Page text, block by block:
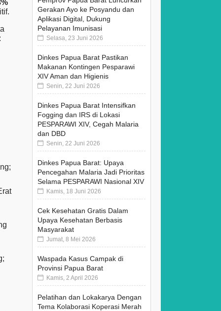
Gerakan Ayo ke Posyandu dan
Aplikasi Digital, Dukung
Pelayanan Imunisasi
Selasa, 23 Juni 2026
Dinkes Papua Barat Pastikan
Makanan Kontingen Pesparawi
XIV Aman dan Higienis
Senin, 22 Juni 2026
Dinkes Papua Barat Intensifkan
Fogging dan IRS di Lokasi
PESPARAWI XIV, Cegah Malaria
dan DBD
Senin, 22 Juni 2026
Dinkes Papua Barat: Upaya
Pencegahan Malaria Jadi Prioritas
Selama PESPARAWI Nasional XIV
Kamis, 18 Juni 2026
Cek Kesehatan Gratis Dalam
Upaya Kesehatan Berbasis
Masyarakat
Jumat, 8 Mei 2026
Waspada Kasus Campak di
Provinsi Papua Barat
Kamis, 2 April 2026
Pelatihan dan Lokakarya Dengan
Tema Kolaborasi Koperasi Merah